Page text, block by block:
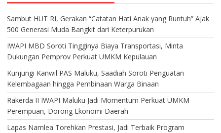
Sambut HUT RI, Gerakan “Catatan Hati Anak yang Runtuh” Ajak
500 Generasi Muda Bangkit dari Keterpurukan
IWAPI MBD Soroti Tingginya Biaya Transportasi, Minta
Dukungan Pemprov Perkuat UMKM Kepulauan
Kunjungi Kanwil PAS Maluku, Saadiah Soroti Penguatan
Kelembagaan hingga Pembinaan Warga Binaan
Rakerda II IWAPI Maluku Jadi Momentum Perkuat UMKM
Perempuan, Dorong Ekonomi Daerah
Lapas Namlea Torehkan Prestasi, Jadi Terbaik Program